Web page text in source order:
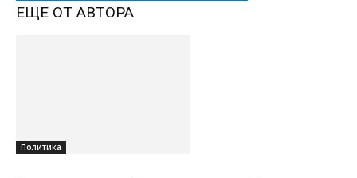
ЕЩЕ ОТ АВТОРА
Политика